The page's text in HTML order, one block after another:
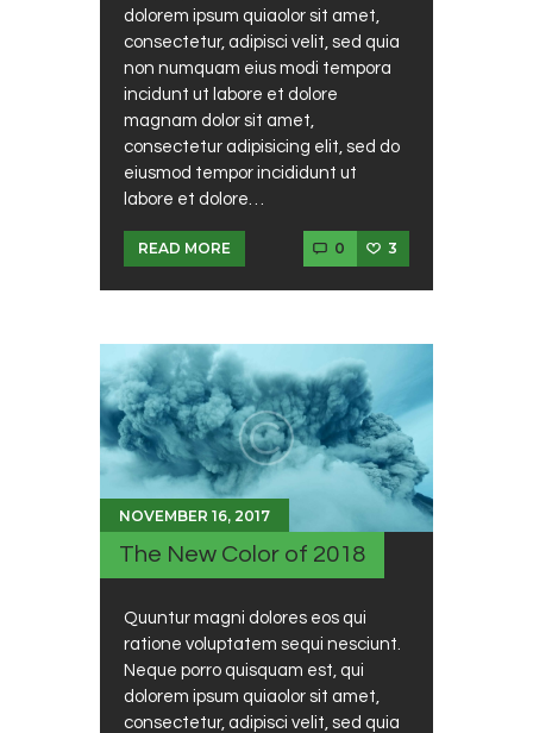
dolorem ipsum quiaolor sit amet,
consectetur, adipisci velit, sed quia
non numquam eius modi tempora
incidunt ut labore et dolore
magnam dolor sit amet,
consectetur adipisicing elit, sed do
eiusmod tempor incididunt ut
labore et dolore…
READ MORE 0 3
NOVEMBER 16, 2017
The New Color of 2018
Quuntur magni dolores eos qui
ratione voluptatem sequi nesciunt.
Neque porro quisquam est, qui
dolorem ipsum quiaolor sit amet,
consectetur, adipisci velit, sed quia